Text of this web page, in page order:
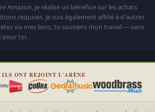
Amazon, je réalise un bénéfice sur les achats
requises. Je suis également affilié à d'autres
via mes liens, tu soutiens mon travail — sans
pour toi.
ILS ONT REJOINT L'ARÈNE